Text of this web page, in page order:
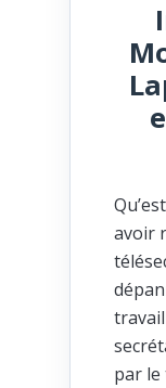
avoir
par le